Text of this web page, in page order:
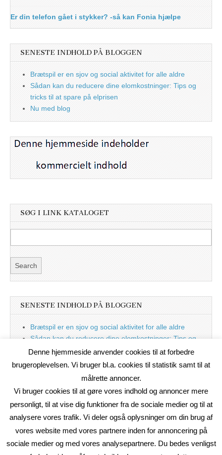
Er din telefon gået i stykker? -så kan Fonia hjælpe
SENESTE INDHOLD PÅ BLOGGEN
Brætspil er en sjov og social aktivitet for alle aldre
Sådan kan du reducere dine elomkostninger: Tips og
tricks til at spare på elprisen
Nu med blog
SØG I LINK KATALOGET
SENESTE INDHOLD PÅ BLOGGEN
Brætspil er en sjov og social aktivitet for alle aldre
Sådan kan du reducere dine elomkostninger: Tips og
tricks til at spare på elprisen
Nu med blog
Denne hjemmeside anvender cookies til at forbedre
brugeroplevelsen. Vi bruger bl.a. cookies til statistik samt til at
målrette annoncer.
Vi bruger cookies til at gøre vores indhold og annoncer mere
personligt, til at vise dig funktioner fra de sociale medier og til at
analysere vores trafik. Vi deler også oplysninger om din brug af
vores website med vores partnere inden for annoncering på
sociale medier og med vores analysepartnere. Du bedes venligst